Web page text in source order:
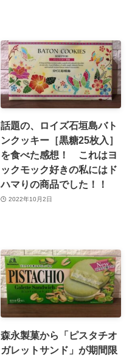
話題の、ロイズ石垣島バト
ンクッキー［黒糖25枚入］
を食べた感想！ これはヨ
ックモック好きの私にはド
ハマりの商品でした！！
2022年10月2日
森永製菓から「ピスタチオ
ガレットサンド」が期間限